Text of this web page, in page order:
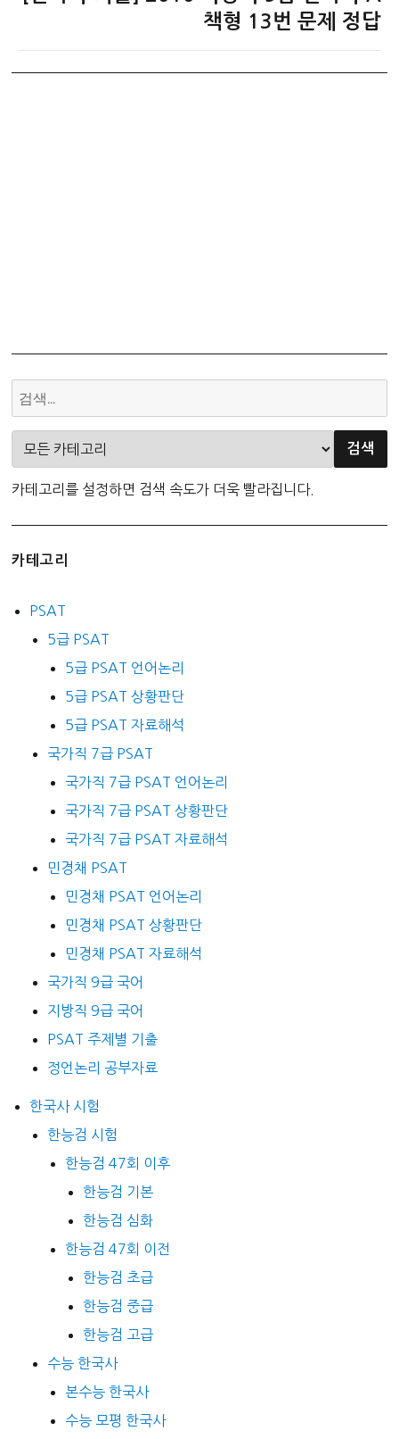
책형 13번 문제 정답
카테고리를 설정하면 검색 속도가 더욱 빨라집니다.
카테고리
PSAT
5급 PSAT
5급 PSAT 언어논리
5급 PSAT 상황판단
5급 PSAT 자료해석
국가직 7급 PSAT
국가직 7급 PSAT 언어논리
국가직 7급 PSAT 상황판단
국가직 7급 PSAT 자료해석
민경채 PSAT
민경채 PSAT 언어논리
민경채 PSAT 상황판단
민경채 PSAT 자료해석
국가직 9급 국어
지방직 9급 국어
PSAT 주제별 기출
정언논리 공부자료
한국사 시험
한능검 시험
한능검 47회 이후
한능검 기본
한능검 심화
한능검 47회 이전
한능검 초급
한능검 중급
한능검 고급
수능 한국사
본수능 한국사
수능 모평 한국사